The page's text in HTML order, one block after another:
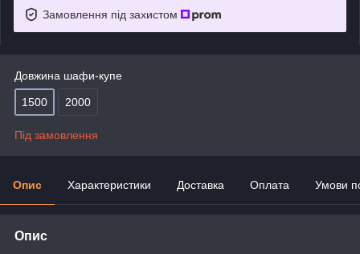
Замовлення під захистом
Довжина шафи-купе
1500 2000
Під замовлення
Опис Характеристики Доставка Оплата Умови
Опис